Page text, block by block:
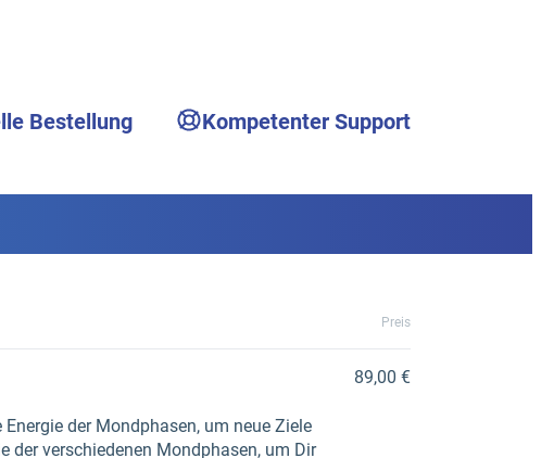
Bestellung Kompetenter Support
Preis
Energie der Mondphasen, um neue Ziele
der verschiedenen Mondphasen, um Dir
89,00 €